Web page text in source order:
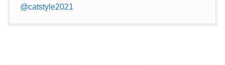
@catstyle2021